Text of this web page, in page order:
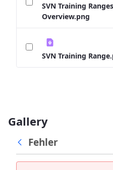
SVN Training Ranges
Overview.png
SVN Training
Gallery
Fehler